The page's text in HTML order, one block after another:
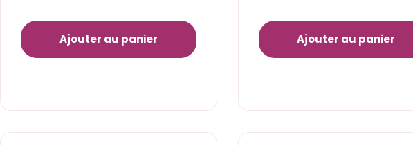
Ajouter au panier Ajouter au panier